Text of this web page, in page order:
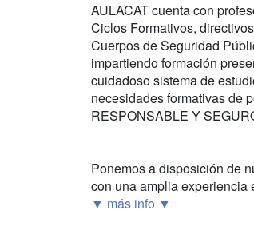
AULACAT cuenta con
Ciclos Formativos,
Cuerpos de Seguridad
impartiendo formación
cuidadoso sistema de
necesidades formativas de
RESPONSABLE Y
Ponemos a disposición de
con una amplia experiencia
▼ más info ▼